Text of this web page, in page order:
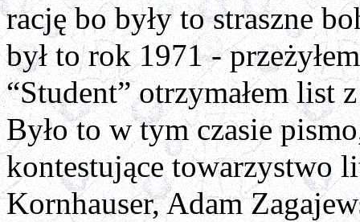
rację bo były to straszne
był to rok 1971 -
“Student” otrzymałem list
Było to w tym czasie
kontestujące towarzystwo
Kornhauser, Adam